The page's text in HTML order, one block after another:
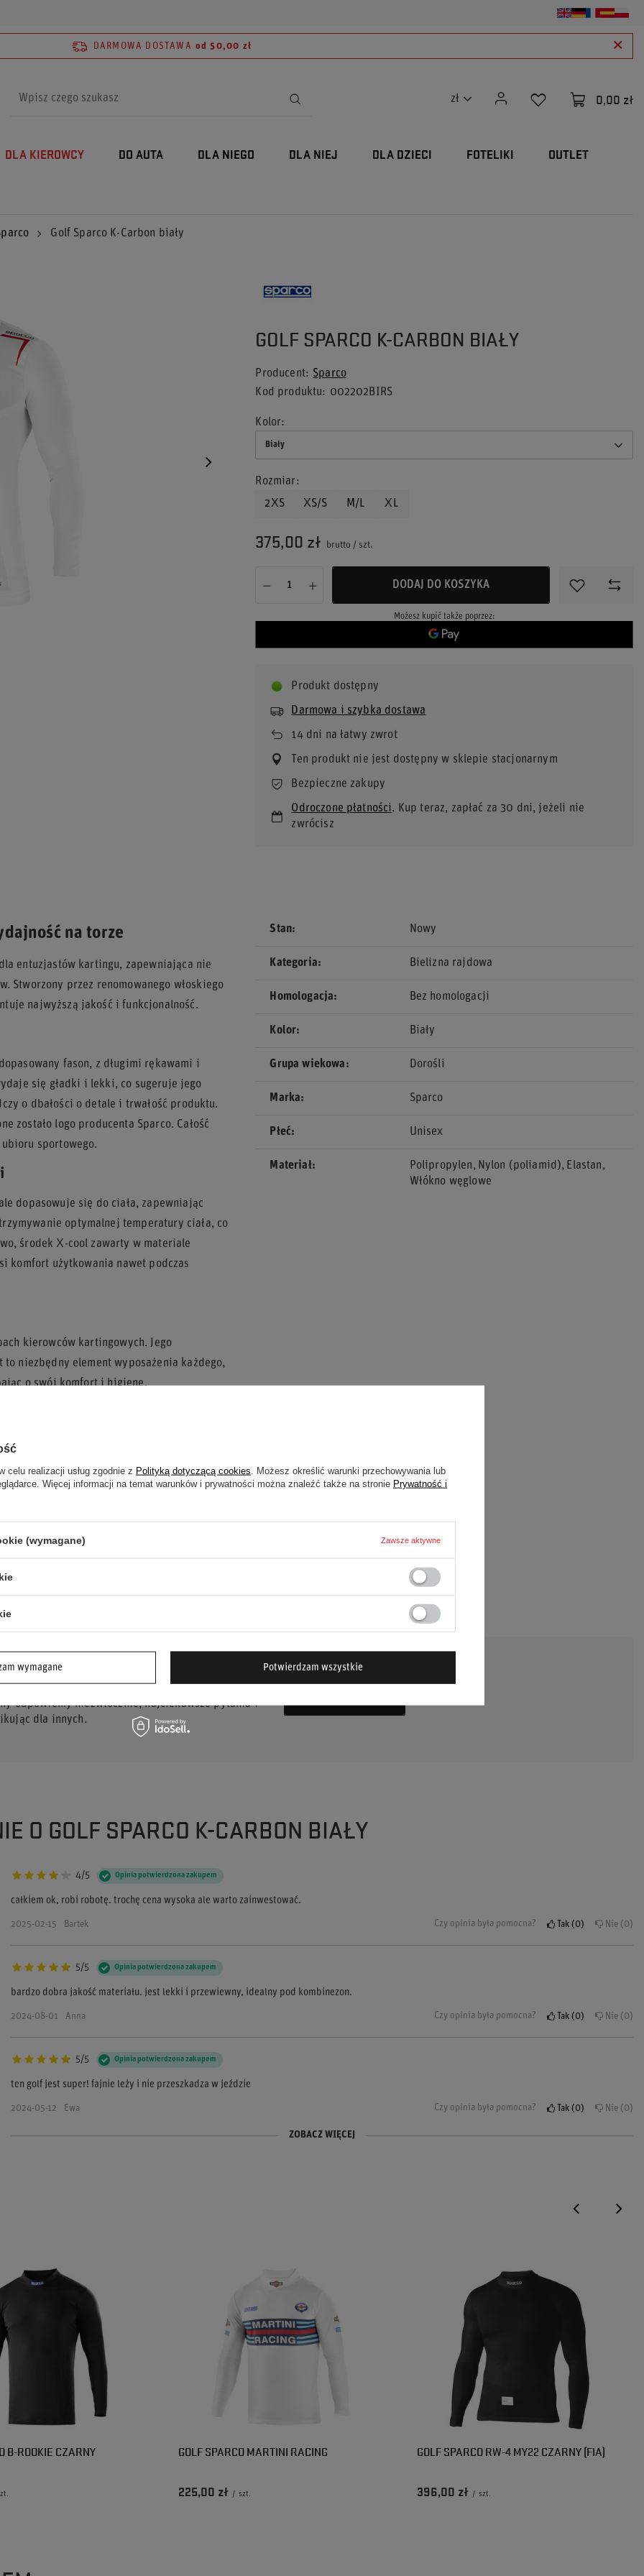
DARMOWA DOSTAWA od 50,00 zł
zł 0,00 zł
DLA KIEROWCY DO AUTA DLA NIEGO DLA NIEJ DLA DZIECI FOTELIKI OUTLET
Golf Sparco K-Carbon biały
GOLF SPARCO K-CARBON BIAŁY
Producent
Sparco
Kod produktu
002202BIRS
Kolor
Biały
Rozmiar
2XS
XS/S M/L XL
375,00 zł brutto / szt.
DODAJ DO KOSZYKA
Możesz kupić także poprzez:
Produkt dostępny
Darmowa i szybka dostawa
14dni na łatwy zwrot
Ten produkt nie jest dostępny w sklepie stacjonarnym
Bezpieczne zakupy
Odroczone płatności. Kup teraz, zapłać za 30 dni, jeżeli nie
zwrócisz
na torze
entuzjastów kartingu, zapewniająca nie
Stworzony przez renomowanego włoskiego
najwyższą jakość i funkcjonalność.
fason, z długimi rękawami i
się gładki i lekki, co sugeruje jego
o dbałości o detale i trwałość produktu.
zostało logo producenta Sparco. Całość
sportowego.
dopasowuje się do ciała, zapewniając
optymalnej temperatury ciała, co
środek X-cool zawarty w materiale
komfort użytkowania nawet podczas
kierowców kartingowych. Jego
niezbędny element wyposażenia każdego,
o swój komfort i higienę.
ciała.
i uczucie świeżości.
kierowców kartingowych.
sesji kartingowych – komfort, świeżość i
Stan Nowy
Kategoria Bielizna rajdowa
Homologacja Bez homologacji
Kolor Biały
Grupa wiekowa Dorośli
Marka Sparco
Płeć Unisex
Materiał Polipropylen Nylon (poliamid)
Elastan
Włókno węglowe
POMOCY? MASZ PYTANIA?
odpowiemy niezwłocznie, najciekawsze pytania i
dla innych.
O GOLF SPARCO K-CARBON BIAŁY
4/5 Opinia potwierdzona zakupem
całkiem ok, robi robotę. trochę cena wysoka ale warto zainwestować.
2025-02-15 Bartek Czy opinia była pomocna? Tak 0 Nie 0
5/5 Opinia potwierdzona zakupem
bardzo dobra jakość materiału. jest lekki i przewiewny, idealny pod kombinezon.
2024-08-01 Anna Czy opinia była pomocna? Tak 0 Nie 0
5/5 Opinia potwierdzona zakupem
ten golf jest super! fajnie leży i nie przeszkadza w jeździe
2024-05-12 Ewa Czy opinia była pomocna? Tak 0 Nie 0
5/5 Opinia potwierdzona zakupem
5/5 Opinia potwierdzona zakupem ZOBACZ WIĘCEJ
B-ROOKIE CZARNY GOLF SPARCO MARTINI RACING
225,00 zł / szt.
GOLF SPARCO RW-4 MY22 CZARNY (FIA)
396,00 zł / szt.
celu realizacji usług zgodnie z Polityką dotyczącą cookies . Możesz określić warunki przechowywania lub
Więcej informacji na temat warunków i prywatności można znaleźć także na stronie Prywatność i
(wymagane) Zawsze aktywne
wymagane Potwierdzam wszystkie